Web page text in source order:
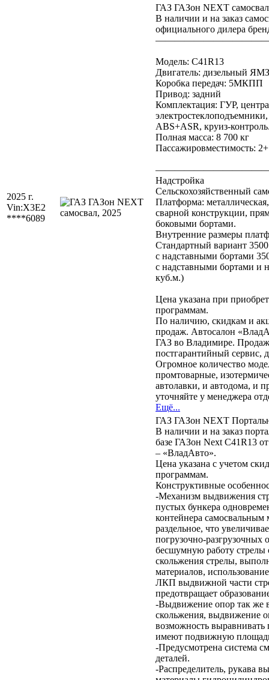
2025 г.
Vin:X3E2
****6089
ГАЗ ГАЗон NEXT
В наличии и на заказ
официального дилера
Модель: C41R13
Двигатель: дизельный
Коробка передач: 5МКПП
Привод: задний
Комплектация: ГУР,
ABS+ASR, круиз-
Полная масса: 8 700 кг
Пассажировместимость:
Надстройка
Сельскохозяйственный
Платформа:
сварной конструкции,
боковыми бортами.
Внутренние размеры
Стандартный вариант
с надставными бортами
с надставными бортами и
куб.м.)
Цена указана при
программам.
По наличию, скидкам и
продаж. Автосалон
ГАЗ во Владимире.
постгарантийный сервис,
Огромное количество
промтоварные,
автолавки, и автодома, и
уточняйте у менеджера
Ещё...
ГАЗ ГАЗон NEXT
В наличии и на заказ
базе ГАЗон Next C41R13
– «ВладАвто».
Цена указана с учетом
программам.
Конструктивные
-Механизм выдвижения
пустых бункера
контейнера
раздельное, что
погрузочно-разгрузочных
бесшумную работу
скольжения стрелы,
материалов,
ЛКП выдвижной части
предотвращает
-Выдвижение опор так же
скольжения, выдвижение
возможность
имеют подвижную
-Предусмотрена система
деталей.
-Распределитель, рукава